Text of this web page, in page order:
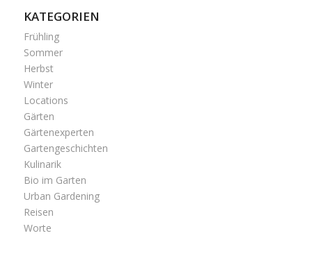
KATEGORIEN
Frühling
Sommer
Herbst
Winter
Locations
Gärten
Gärtenexperten
Gartengeschichten
Kulinarik
Bio im Garten
Urban Gardening
Reisen
Worte